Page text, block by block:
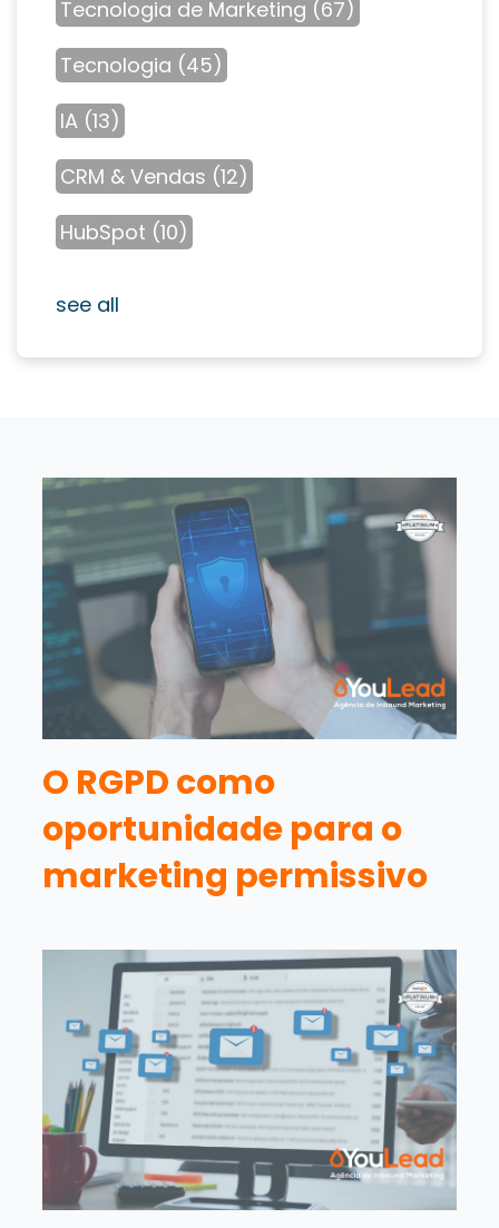
Tecnologia de Marketing (67)
Tecnologia (45)
IA (13)
CRM & Vendas (12)
HubSpot (10)
see all
O RGPD como
oportunidade para o
marketing permissivo